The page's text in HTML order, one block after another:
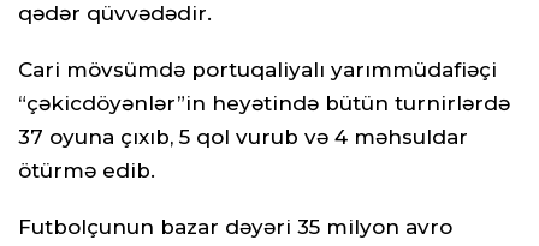
qədər qüvvədədir.
Cari mövsümdə portuqaliyalı yarımmüdafiəçi
“çəkicdöyənlər”in heyətində bütün turnirlərdə
37 oyuna çıxıb, 5 qol vurub və 4 məhsuldar
ötürmə edib.
Futbolçunun bazar dəyəri 35 milyon avro